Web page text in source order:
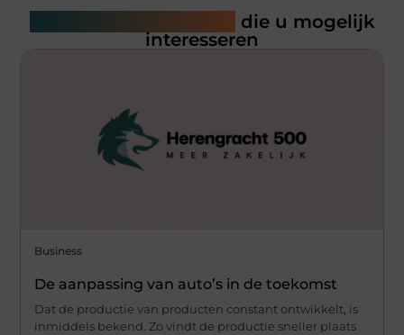
die u mogelijk
interesseren
Business
De aanpassing van auto’s in de toekomst
Dat de productie van producten constant ontwikkelt, is
inmiddels bekend. Zo vindt de productie sneller plaats